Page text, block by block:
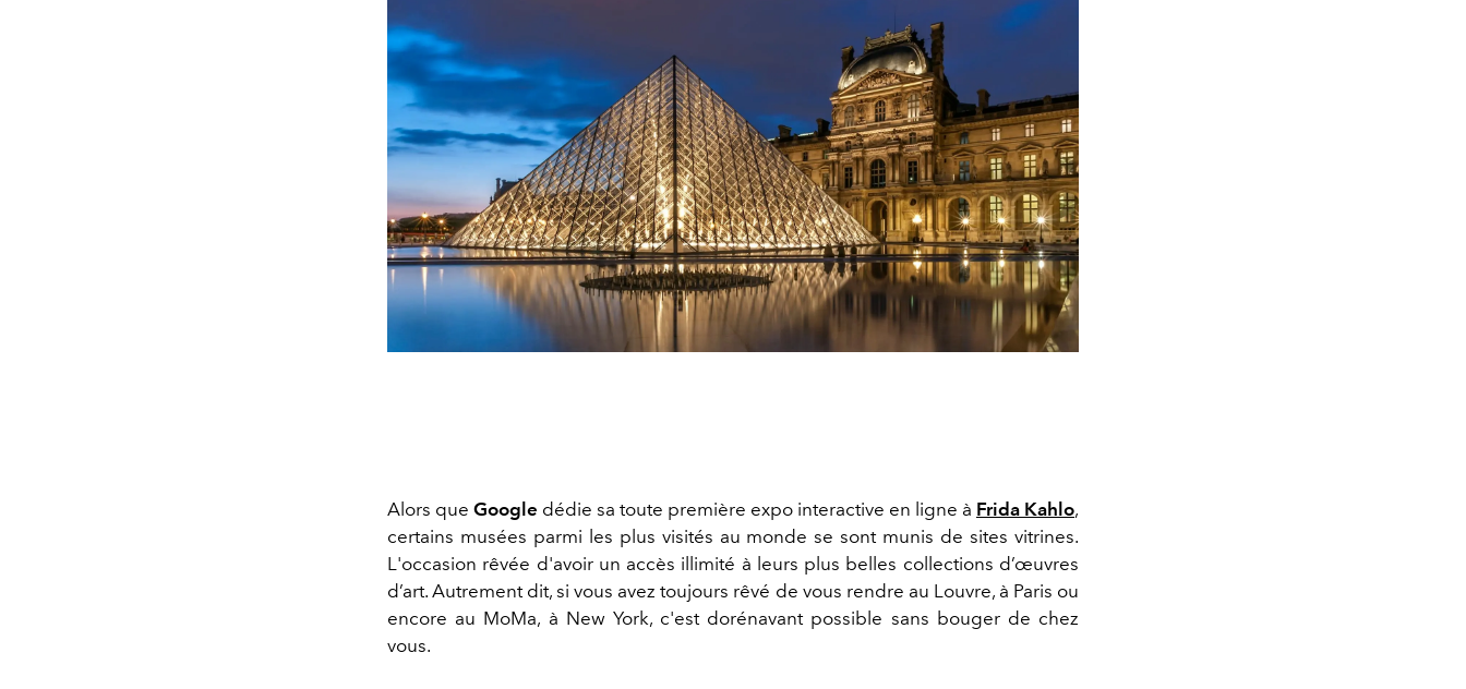
Alors que Google dédie sa toute première expo interactive en ligne à Frida Kahlo,
certains musées parmi les plus visités au monde se sont munis de sites vitrines.
L'occasion rêvée d'avoir un accès illimité à leurs plus belles collections d’œuvres
d’art. Autrement dit, si vous avez toujours rêvé de vous rendre au Louvre, à Paris ou
encore au MoMa, à New York, c'est dorénavant possible sans bouger de chez
vous.